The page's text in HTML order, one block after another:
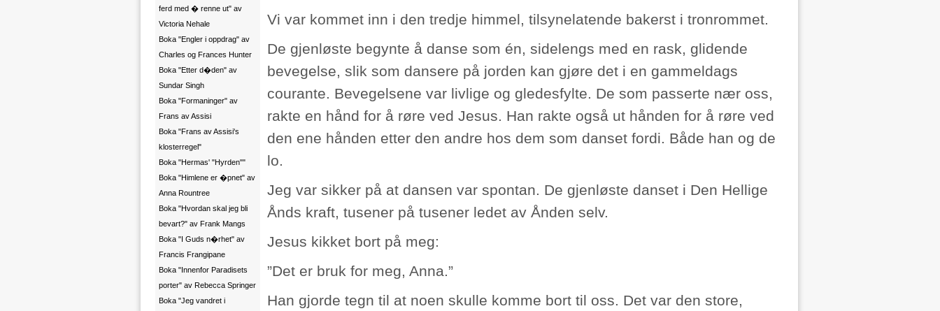
ferd med � renne ut" av
Victoria Nehale
Boka "Engler i oppdrag" av
Charles og Frances Hunter
Boka "Etter d�den" av
Sundar Singh
Boka "Formaninger" av
Frans av Assisi
Boka "Frans av Assisi's
klosterregel"
Boka "Hermas' "Hyrden""
Boka "Himlene er �pnet" av
Anna Rountree
Boka "Hvordan skal jeg bli
bevart?" av Frank Mangs
Boka "I Guds n�rhet" av
Francis Frangipane
Boka "Innenfor Paradisets
porter" av Rebecca Springer
Boka "Jeg vandret i
Vi var kommet inn i den tredje himmel, tilsynelatende bakerst i tronrommet.
De gjenløste begynte å danse som én, sidelengs med en rask, glidende
bevegelse, slik som dansere på jorden kan gjøre det i en gammeldags
courante. Bevegelsene var livlige og gledesfylte. De som passerte nær oss,
rakte en hånd for å røre ved Jesus. Han rakte også ut hånden for å røre ved
den ene hånden etter den andre hos dem som danset fordi. Både han og de
lo.
Jeg var sikker på at dansen var spontan. De gjenløste danset i Den Hellige
Ånds kraft, tusener på tusener ledet av Ånden selv.
Jesus kikket bort på meg:
”Det er bruk for meg, Anna.”
Han gjorde tegn til at noen skulle komme bort til oss. Det var den store,